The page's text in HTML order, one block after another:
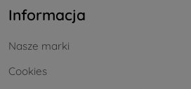
Informacja
Nasze marki
Cookies